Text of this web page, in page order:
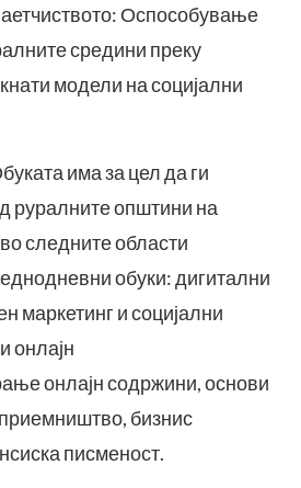
Оспособување
средини преку
модели на социјални
има за цел да ги
руралните општини на
следните области
обуки: дигитални
маркетинг и социјални
онлајн
онлајн содржини, основи
бизнис
писменост.